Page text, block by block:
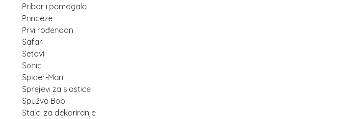
Pribor i pomagala
Princeze
Prvi rođendan
Safari
Setovi
Sonic
Spider-Man
Sprejevi za slastice
Spužva Bob
Stalci za dekoriranje